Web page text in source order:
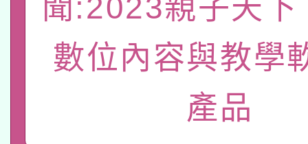
族教育國際趨勢與發展
新北市政府教育局辦理
師專業成長研習實施計
方素養工作坊新北場」
函轉國立臺灣師範大學
族語言臺北學習中心
「族語學習班」招生簡
轉知有關國立成功大學
文教學共融平台-教案
教育部國民及學前教
年度COVID-19疫苗接
轉知經濟部水利署委託
聞:2023親子天下
數位內容與教學
產品